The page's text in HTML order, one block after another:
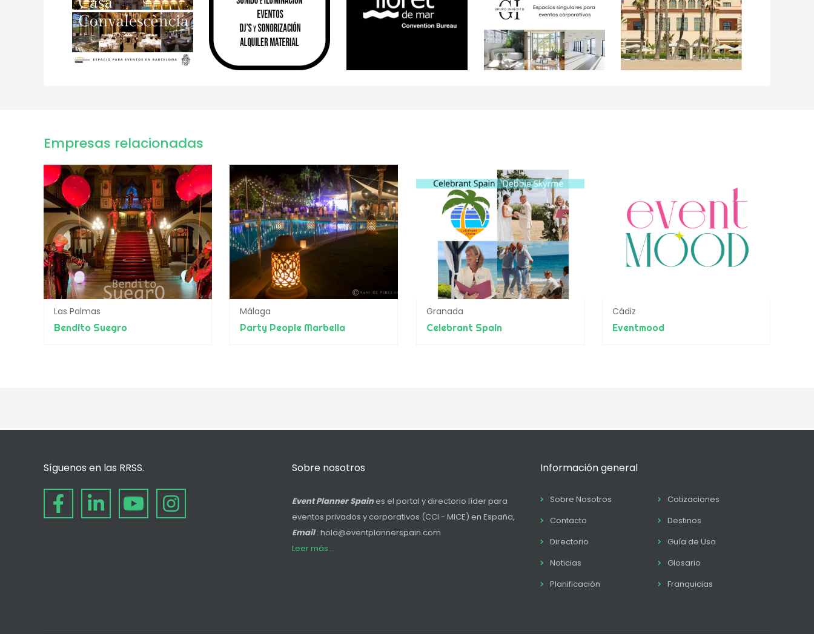
Empresas relacionadas
Las Palmas
Bendito Suegro
Málaga
Party People Marbella
Granada
Celebrant Spain
Cádiz
Eventmood
Síguenos en las RRSS. Sobre nosotros
Event Planner Spaines el portal y directorio líder para
eventos privados y corporativos (CCI - MICE) en España,
Email: hola@eventplannerspain.com
Leer más...
Información general
Sobre Nosotros
Cotizaciones
Contacto
Destinos
Directorio
Guía de Uso
Noticias
Glosario
Planificación
Franquicias